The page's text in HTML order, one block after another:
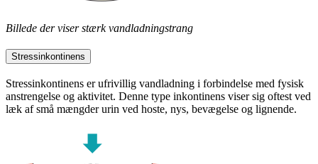
Billede der viser stærk vandladningstrang
Stressinkontinens
Stressinkontinens er ufrivillig vandladning i forbindelse med fysisk
anstrengelse og aktivitet. Denne type inkontinens viser sig oftest ved
læk af små mængder urin ved hoste, nys, bevægelse og lignende.